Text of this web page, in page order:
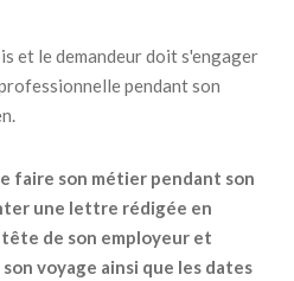
et le demandeur doit s'engager
pendant son
faire son métier pendant son
une lettre rédigée en
de son employeur et
voyage ainsi que les dates